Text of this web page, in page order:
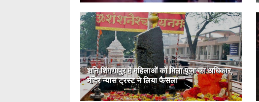
शनि शिंगणापुर में महिलाओं को मिला पूजा का अधिकार,
मंदिर न्यास ट्रस्ट ने लिया फैसला